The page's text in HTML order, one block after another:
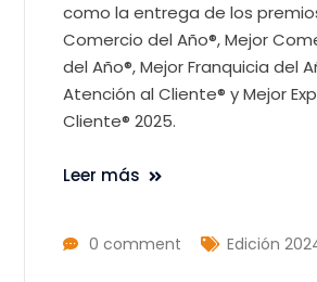
como la entrega de los
Comercio del Año®, Mejor
del Año®, Mejor Franquicia del
Atención al Cliente® y Mejor
Cliente® 2025.
Leer más
0 comment Edición